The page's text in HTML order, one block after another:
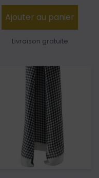
Ajouter au panier
Livraison gratuite